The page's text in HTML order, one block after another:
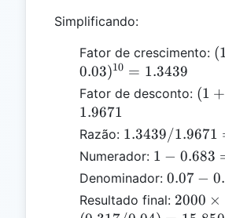
Simplificando:
Fator de crescimento: (1
0.03)10 = 1.3439
Fator de desconto: (1 +
=
(1 +
1.9671
Razão: 1.3439
/
1.9671
=
0.683
1.3439/1.9671
Numerador: 1 -
0.683
0.317
1 − 0.683
Denominador: 0.07
-
0.03
0.07 −
Resultado final: 2000
2000 ×